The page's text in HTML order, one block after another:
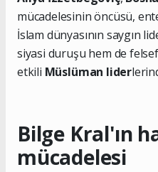
mücadelesinin öncüsü,
İslam dünyasının saygın
siyasi duruşu hem de
etkili Müslüman lider
Bilge Kral'ın
mücadelesi